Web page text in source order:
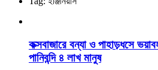
কক্সবাজারে বন্যা ও পাহাড়ধসে
পানিবন্দি ৪ লাখ মানুষ